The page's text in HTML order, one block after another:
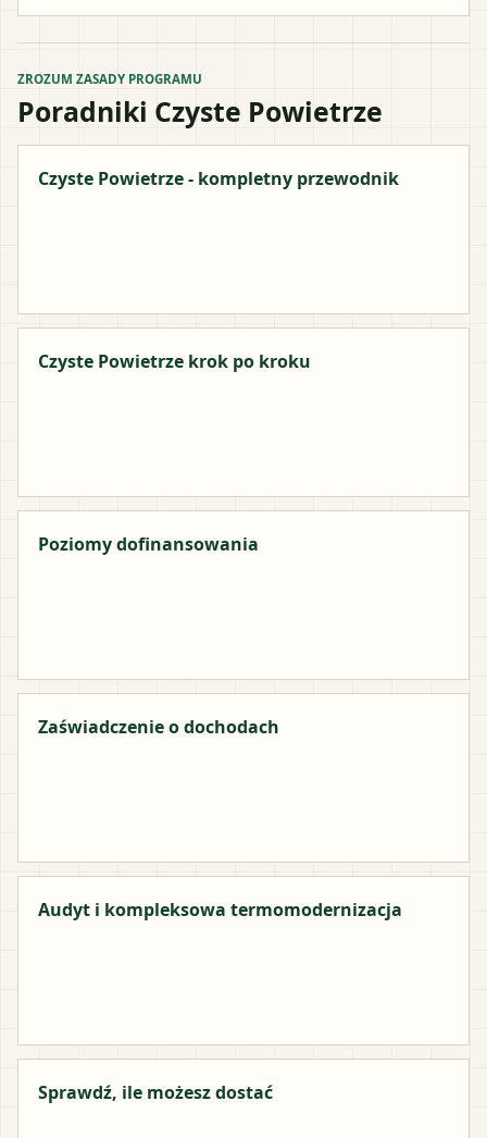
ZROZUM ZASADY PROGRAMU
Poradniki Czyste Powietrze
Czyste Powietrze - kompletny przewodnik
Czyste Powietrze krok po kroku
Poziomy dofinansowania
Zaświadczenie o dochodach
Audyt i kompleksowa termomodernizacja
Sprawdź, ile możesz dostać